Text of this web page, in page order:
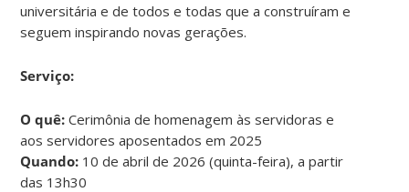
universitária e de todos e todas que a construíram e
seguem inspirando novas gerações.
Serviço:
O quê: Cerimônia de homenagem às servidoras e
aos servidores aposentados em 2025
Quando: 10 de abril de 2026 (quinta-feira), a partir
das 13h30